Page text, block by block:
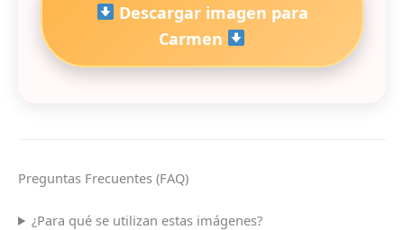
Descargar imagen para
Carmen
Preguntas Frecuentes (FAQ)
¿Para qué se utilizan estas imágenes?